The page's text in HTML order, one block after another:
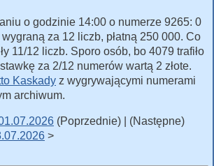
o godzinie 14:00 o numerze 9265: 0
wygraną za 12 liczb, płatną 250 000. Co
11/12 liczb. Sporo osób, bo 4079 trafiło
za 2/12 numerów wartą 2 złote.
Kaskady z wygrywającymi numerami
archiwum.
(Poprzednie) | (Następne)
>